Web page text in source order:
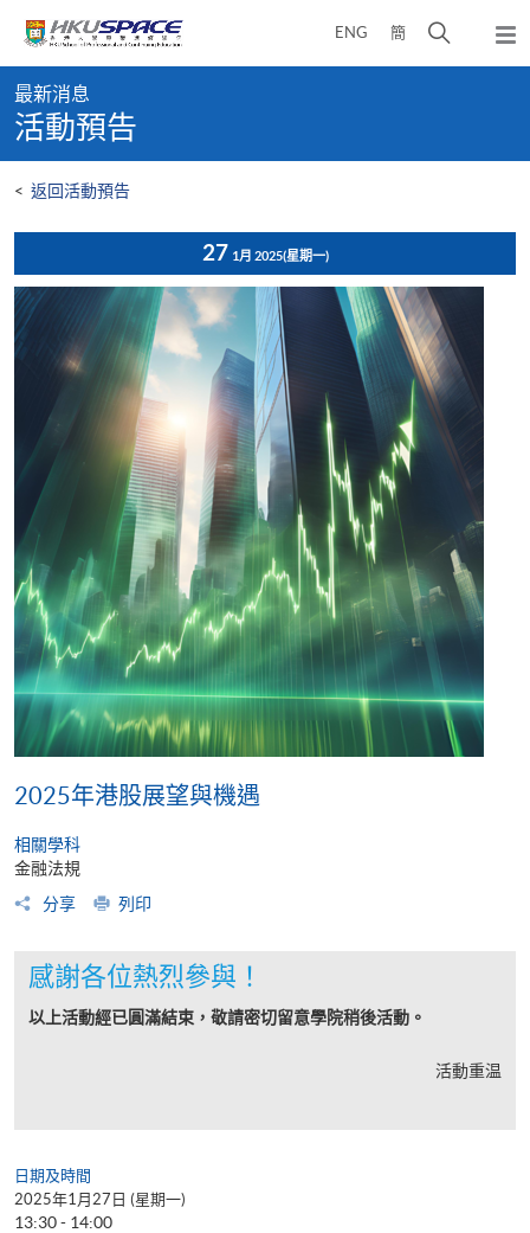
content
ENG 簡
開
彈
出
content
start
最新消息
活動預告
< 返回活動預告
27 1月 2025(星期一)
2025年港股展望與機遇
相關學科
金融法規
分享
列印
感謝各位熱烈參與！
以上活動經已圓滿結束，敬請密切留意學院稍後活動。
活動重温
日期及時間
2025年1月27日 (星期一)
13:30 - 14:00